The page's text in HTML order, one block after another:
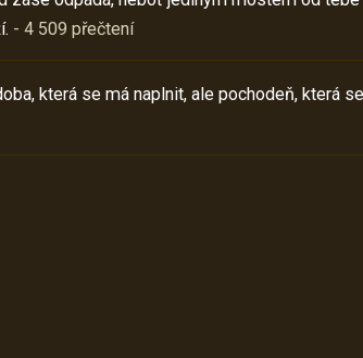
- 4 509 přečtení
která se má naplnit, ale pochodeň, která